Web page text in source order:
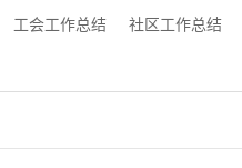
工会工作总结 社区工作总结